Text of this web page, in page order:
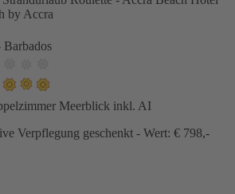
by Accra
Meerblick inkl. AI
Verpflegung geschenkt - Wert: € 798,-